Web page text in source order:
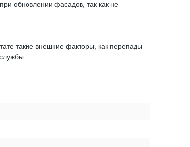
обновлении фасадов, так как не
такие внешние факторы, как перепады